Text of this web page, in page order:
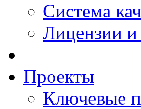
Система
Лицензии и
Проекты
Ключевые